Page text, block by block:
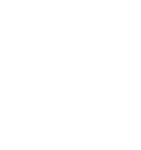
РУКОВОДСТВОМ КУЛЬТОРГАНИЗАТОРА